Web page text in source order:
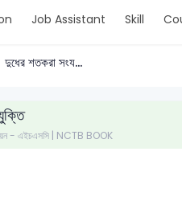
Job Assistant Skill
দুধের শতকরা সংয...
- এইচএসসি | NCTB BOOK